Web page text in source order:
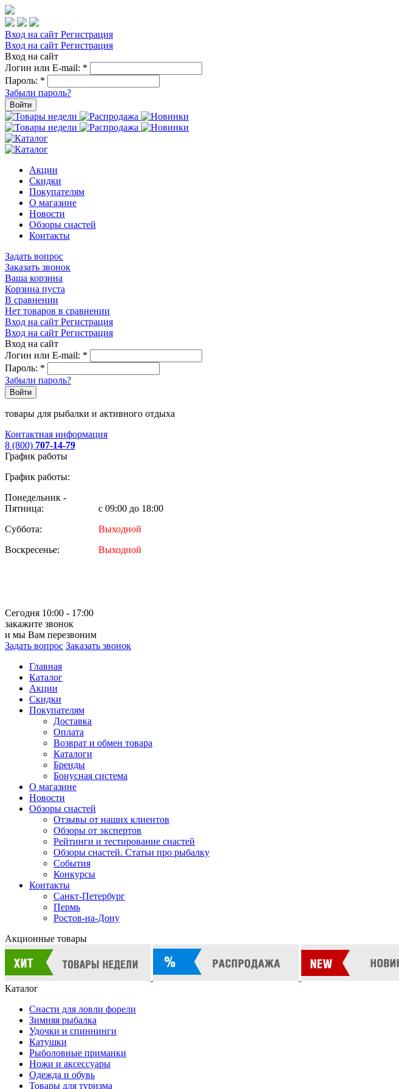
Вход на сайт Регистрация
Вход на сайт Регистрация
Вход на сайт
Логин или E-mail: *
Пароль: *
Забыли пароль?
Войти
Акции
Скидки
Покупателям
О магазине
Новости
Обзоры снастей
Контакты
Задать вопрос
Заказать звонок
Ваша корзина
Корзина пуста
В сравнении
Нет товаров в сравнении
Вход на сайт Регистрация
Вход на сайт Регистрация
Вход на сайт
Логин или E-mail: *
Пароль: *
Забыли пароль?
Войти
товары для рыбалки и активного отдыха
Контактная информация
8 (800) 707-14-79
График работы
График работы:
Понедельник -
Пятница:
с 09:00 до 18:00
Суббота:
Выходной
Воскресенье:
Выходной
Сегодня 10:00 - 17:00
закажите звонок
и мы Вам перезвоним
Задать вопрос Заказать звонок
Главная
Каталог
Акции
Скидки
Покупателям
Доставка
Оплата
Возврат и обмен товара
Каталоги
Бренды
Бонусная система
О магазине
Новости
Обзоры снастей
Отзывы от наших клиентов
Обзоры от экспертов
Рейтинги и тестирование снастей
Обзоры снастей. Статьи про рыбалку
События
Конкурсы
Контакты
Санкт-Петербург
Пермь
Ростов-на-Дону
Акционные товары
Каталог
Снасти для ловли форели
Зимняя рыбалка
Удочки и спиннинги
Катушки
Рыболовные приманки
Ножи и аксессуары
Одежда и обувь
Товары для туризма